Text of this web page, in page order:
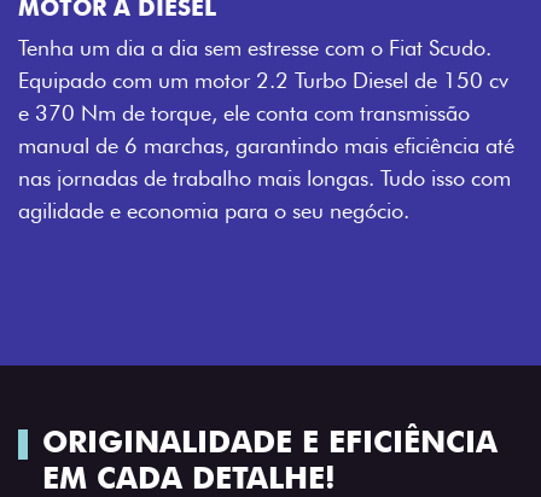
MOTOR A DIESEL
Tenha um dia a dia sem estresse com o Fiat Scudo.
Equipado com um motor 2.2 Turbo Diesel de 150 cv
e 370 Nm de torque, ele conta com transmissão
manual de 6 marchas, garantindo mais eficiência até
nas jornadas de trabalho mais longas. Tudo isso com
agilidade e economia para o seu negócio.
ORIGINALIDADE E EFICIÊNCIA
EM CADA DETALHE!